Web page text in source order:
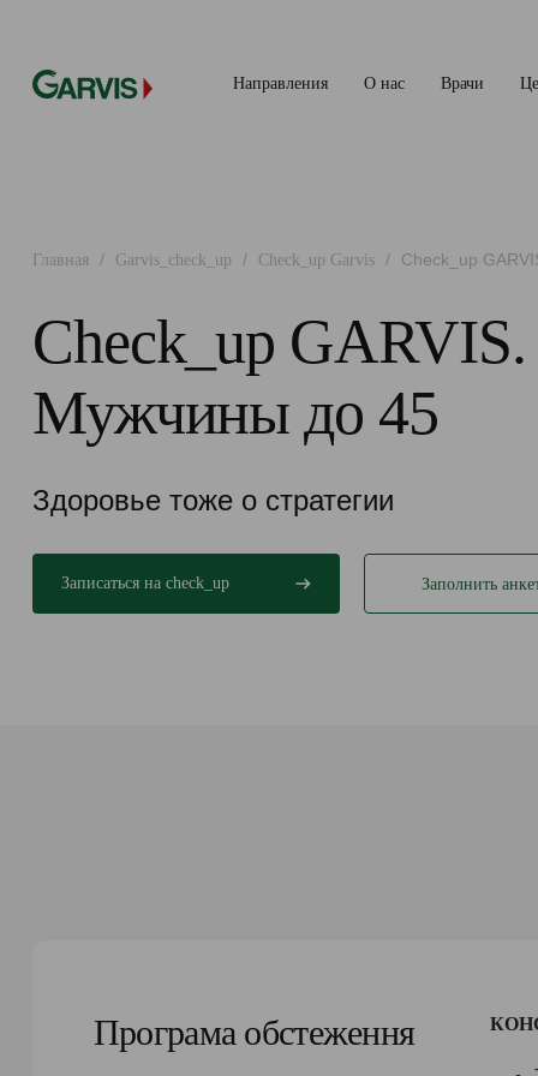
Направления О нас Врачи
Главная / Garvis_check_up / Check_up Garvis / Check_up
Check_up GARVIS.
Мужчины до 45
Здоровье тоже о стратегии
Записаться на check_up Заполнить
Програма обстеження